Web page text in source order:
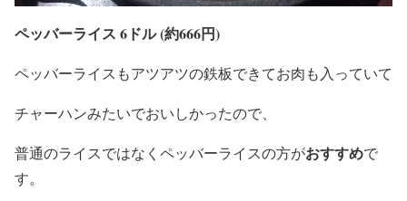
ペッバーライス 6ドル (約666円)
ペッバーライスもアツアツの鉄板できてお肉も入っていて
チャーハンみたいでおいしかったので、
普通のライスではなくペッバーライスの方がおすすめで
す。